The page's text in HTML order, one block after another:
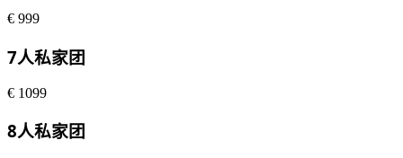
€ 999
7人私家团
€ 1099
8人私家团